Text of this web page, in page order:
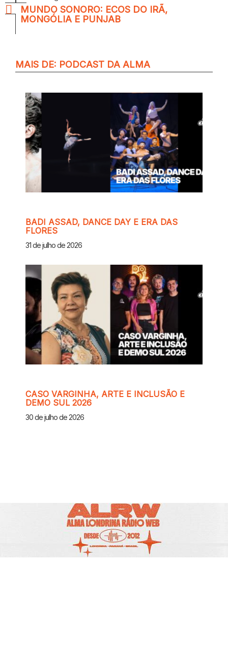
MUNDO SONORO: ECOS DO IRÃ,
MONGÓLIA E PUNJAB
MAIS DE: PODCAST DA ALMA
BADI ASSAD, DANCE DAY E ERA DAS
FLORES
31 de julho de 2026
CASO VARGINHA, ARTE E INCLUSÃO E
DEMO SUL 2026
30 de julho de 2026